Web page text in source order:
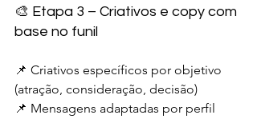
🎨 Etapa 3 – Criativos e copy com
base no funil
📌 Criativos específicos por objetivo
(atração, consideração, decisão)
📌 Mensagens adaptadas por perfil